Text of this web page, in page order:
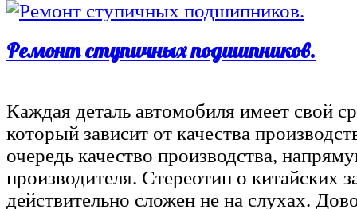
Ремонт ступичных подшипников.
Каждая деталь автомобиля имеет свой
который зависит от качества
очередь качество производства,
производителя. Стереотип о китайских
действительно сложен не на слухах.